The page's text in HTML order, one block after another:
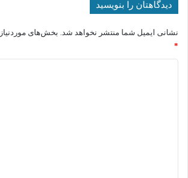
دیدگاهتان را بنویسید
نشانی ایمیل شما منتشر نخواهد شد. بخش‌های
*